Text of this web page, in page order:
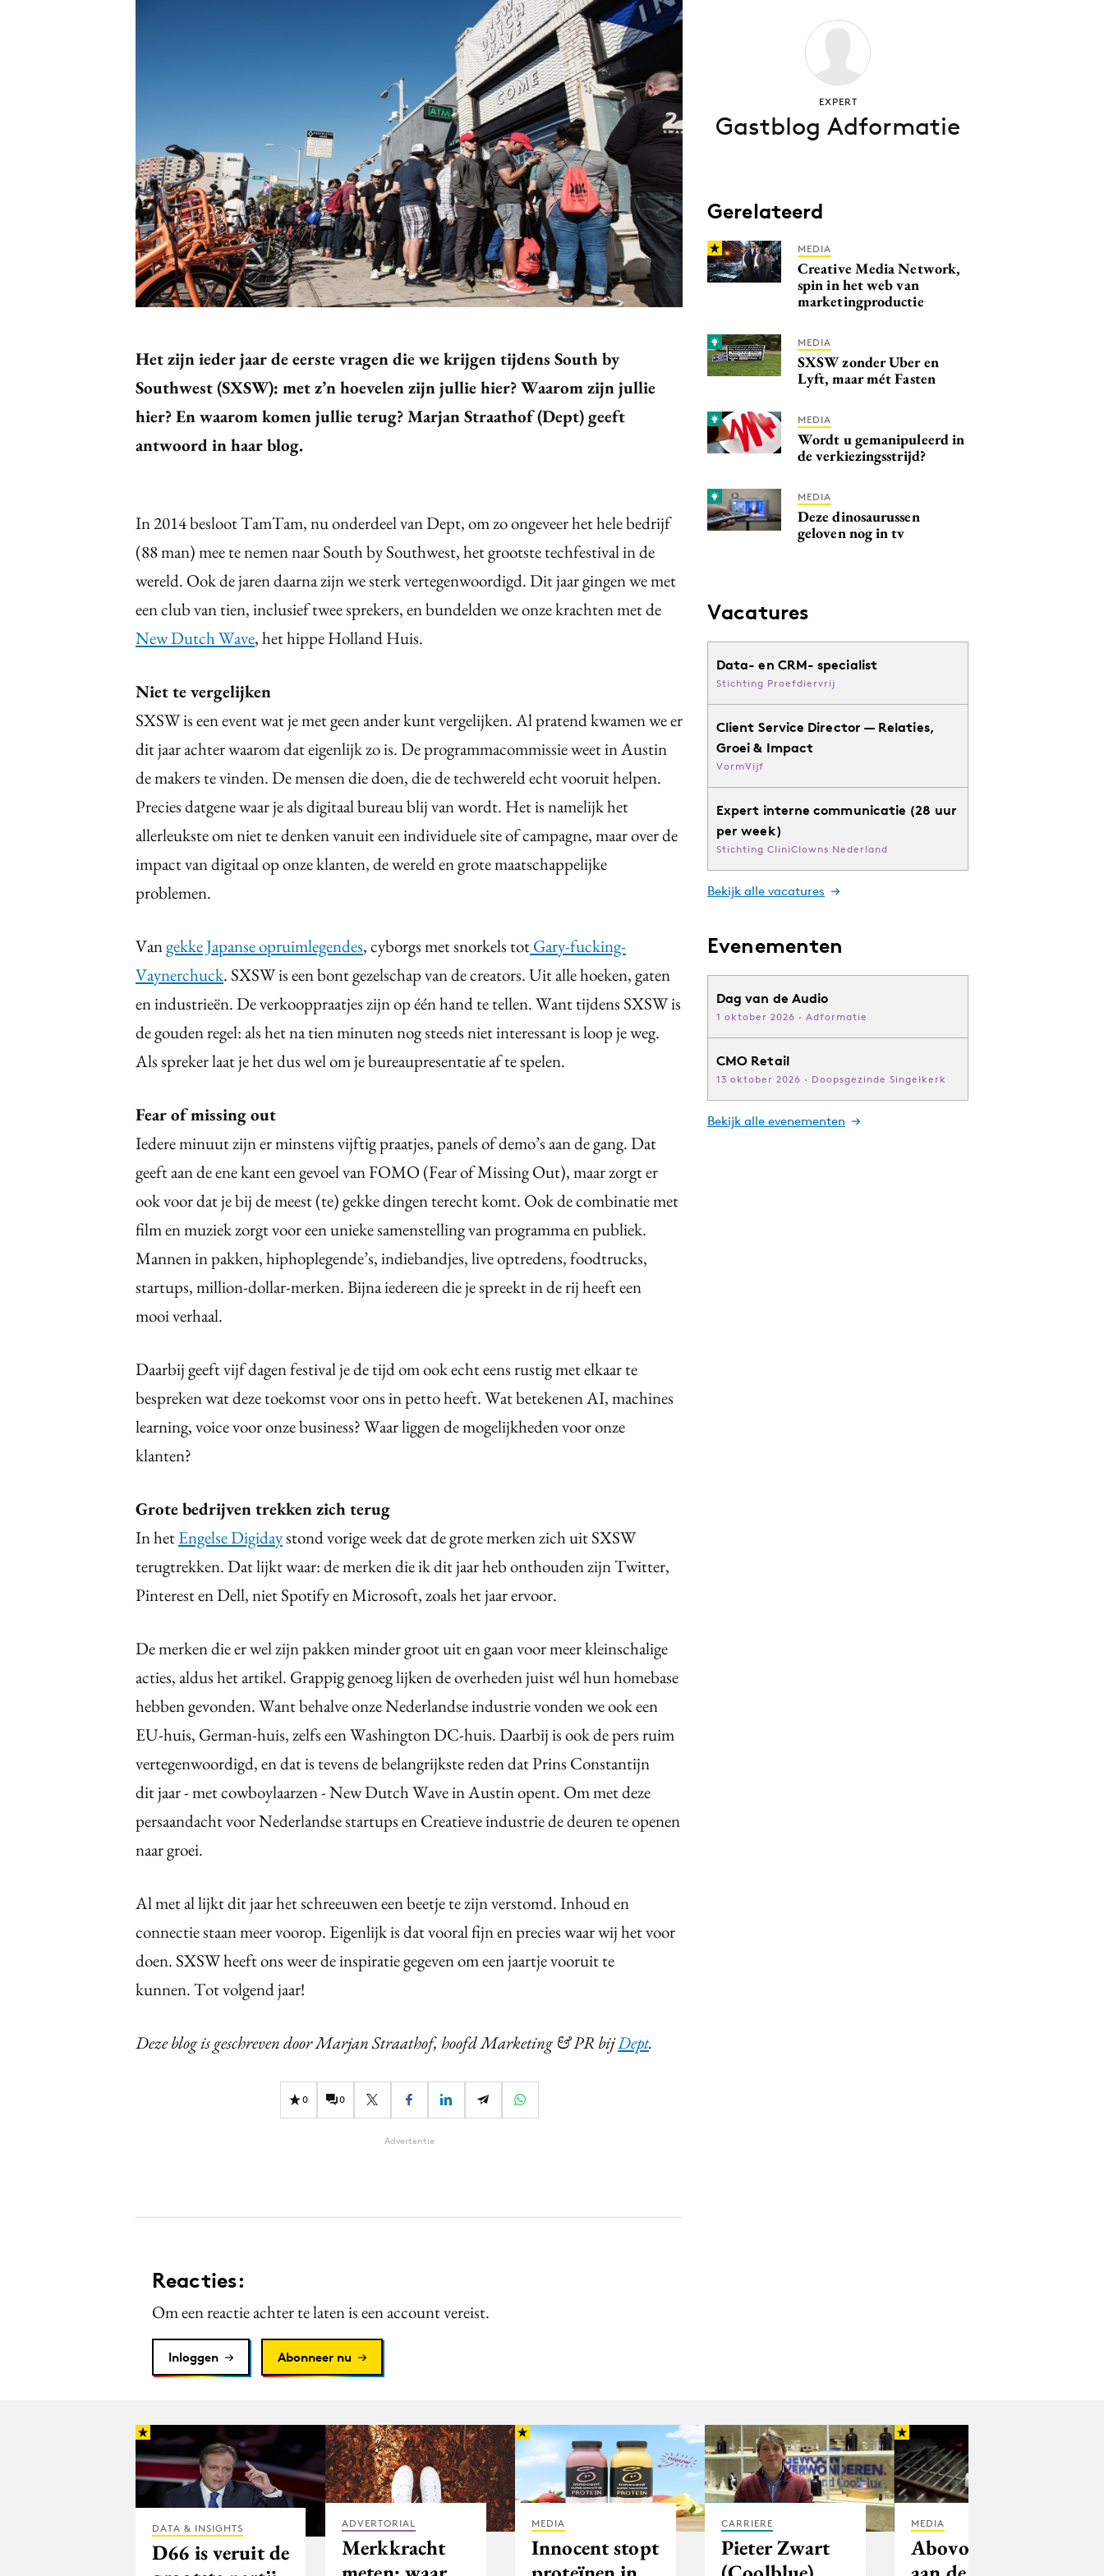
Interne communicatie
Purpose Marketing
Reputatie & crisis
Het zijn ieder jaar de eerste vragen die we krijgen tijdens South by
Southwest (SXSW): met z’n hoevelen zijn jullie hier? Waarom zijn jullie
hier? En waarom komen jullie terug? Marjan Straathof (Dept) geeft
antwoord in haar blog.
In 2014 besloot TamTam, nu onderdeel van Dept, om zo ongeveer het hele bedrijf
(88 man) mee te nemen naar South by Southwest, het grootste techfestival in de
wereld. Ook de jaren daarna zijn we sterk vertegenwoordigd. Dit jaar gingen we met
een club van tien, inclusief twee sprekers, en bundelden we onze krachten met de
New Dutch Wave, het hippe Holland Huis.
Niet te vergelijken
SXSW is een event wat je met geen ander kunt vergelijken. Al pratend kwamen we er
dit jaar achter waarom dat eigenlijk zo is. De programmacommissie weet in Austin
de makers te vinden. De mensen die doen, die de techwereld echt vooruit helpen.
Precies datgene waar je als digitaal bureau blij van wordt. Het is namelijk het
allerleukste om niet te denken vanuit een individuele site of campagne, maar over de
impact van digitaal op onze klanten, de wereld en grote maatschappelijke
problemen.
Vangekke Japanse opruimlegendes, cyborgs met snorkels totGary-fucking-
Vaynerchuck. SXSW is een bont gezelschap van de creators. Uit alle hoeken, gaten
en industrieën. De verkooppraatjes zijn op één hand te tellen. Want tijdens SXSW is
de gouden regel: als het na tien minuten nog steeds niet interessant is loop je weg.
Als spreker laat je het dus wel om je bureaupresentatie af te spelen.
Fear of missing out
Iedere minuut zijn er minstens vijftig praatjes, panels of demo’s aan de gang. Dat
geeft aan de ene kant een gevoel van FOMO (Fear of Missing Out), maar zorgt er
ook voor dat je bij de meest (te) gekke dingen terecht komt. Ook de combinatie met
film en muziek zorgt voor een unieke samenstelling van programma en publiek.
Mannen in pakken, hiphoplegende’s, indiebandjes, live optredens, foodtrucks,
startups, million-dollar-merken. Bijna iedereen die je spreekt in de rij heeft een
mooi verhaal.
Daarbij geeft vijf dagen festival je de tijd om ook echt eens rustig met elkaar te
bespreken wat deze toekomst voor ons in petto heeft. Wat betekenen AI, machines
learning, voice voor onze business? Waar liggen de mogelijkheden voor onze
klanten?
Grote bedrijven trekken zich terug
In hetEngelse Digidaystond vorige week dat de grote merken zich uit SXSW
terugtrekken. Dat lijkt waar: de merken die ik dit jaar heb onthouden zijn Twitter,
Pinterest en Dell, niet Spotify en Microsoft, zoals het jaar ervoor.
De merken die er wel zijn pakken minder groot uit en gaan voor meer kleinschalige
acties, aldus het artikel. Grappig genoeg lijken de overheden juist wél hun homebase
hebben gevonden. Want behalve onze Nederlandse industrie vonden we ook een
EU-huis, German-huis, zelfs een Washington DC-huis. Daarbij is ook de pers ruim
vertegenwoordigd, en dat is tevens de belangrijkste reden dat Prins Constantijn
dit jaar - met cowboylaarzen - New Dutch Wave in Austin opent. Om met deze
persaandacht voor Nederlandse startups en Creatieve industrie de deuren te openen
naar groei.
Al met al lijkt dit jaar het schreeuwen een beetje te zijn verstomd. Inhoud en
connectie staan meer voorop. Eigenlijk is dat vooral fijn en precies waar wij het voor
doen. SXSW heeft ons weer de inspiratie gegeven om een jaartje vooruit te
kunnen. Tot volgend jaar!
Deze blog is geschreven door Marjan Straathof, hoofd Marketing & PR bijDept.
0 0
Advertentie
Reacties:
Om een reactie achter te laten is een account vereist.
Inloggen Abonneer nu
EXPERT
Gastblog Adformatie
Gerelateerd
MEDIA
Creative Media Network,
spin in het web van
marketingproductie
MEDIA
SXSW zonder Uber en
Lyft, maar mét Fasten
MEDIA
Wordt u gemanipuleerd in
de verkiezingsstrijd?
MEDIA
Deze dinosaurussen
geloven nog in tv
Vacatures
Data- en CRM- specialist
Stichting Proefdiervrij
Client Service Director — Relaties,
Groei & Impact
VormVijf
Expert interne communicatie (28 uur
per week)
Stichting CliniClowns Nederland
Bekijk alle vacatures
Evenementen
Dag van de Audio
1 oktober 2026 · Adformatie
CMO Retail
13 oktober 2026 · Doopsgezinde Singelkerk
Bekijk alle evenementen
DATA & INSIGHTS
D66 is veruit de
ADVERTORIAL
Merkkracht
MEDIA
Innocent stopt
CARRIERE
Pieter Zwart
MEDIA
Abovo Media